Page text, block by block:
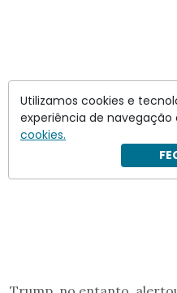
Utilizamos cookies e
experiência de
cookies.